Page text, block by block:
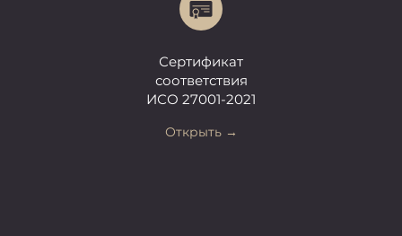
Сертификат
соответствия
ИСО 27001-2021
Открыть →